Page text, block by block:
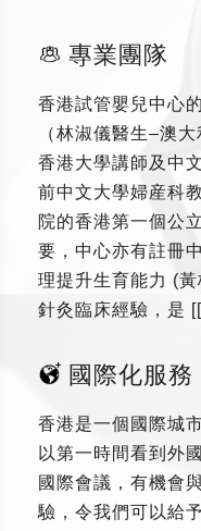
專業團隊
香港試管嬰兒中心
（林淑儀醫生–澳
香港大學講師及中
前中文大學婦産科
院的香港第一個公
要，中心亦有註冊
理提升生育能力 (
針灸臨床經驗，是
國際化服務
香港是一個國際城
以第一時間看到外
國際會議，有機會
驗，令我們可以給